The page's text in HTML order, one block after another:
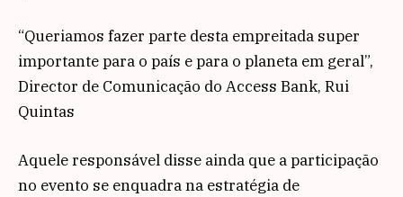
“Queriamos fazer parte desta empreitada super
importante para o país e para o planeta em geral”,
Director de Comunicação do Access Bank, Rui
Quintas
Aquele responsável disse ainda que a participação
no evento se enquadra na estratégia de